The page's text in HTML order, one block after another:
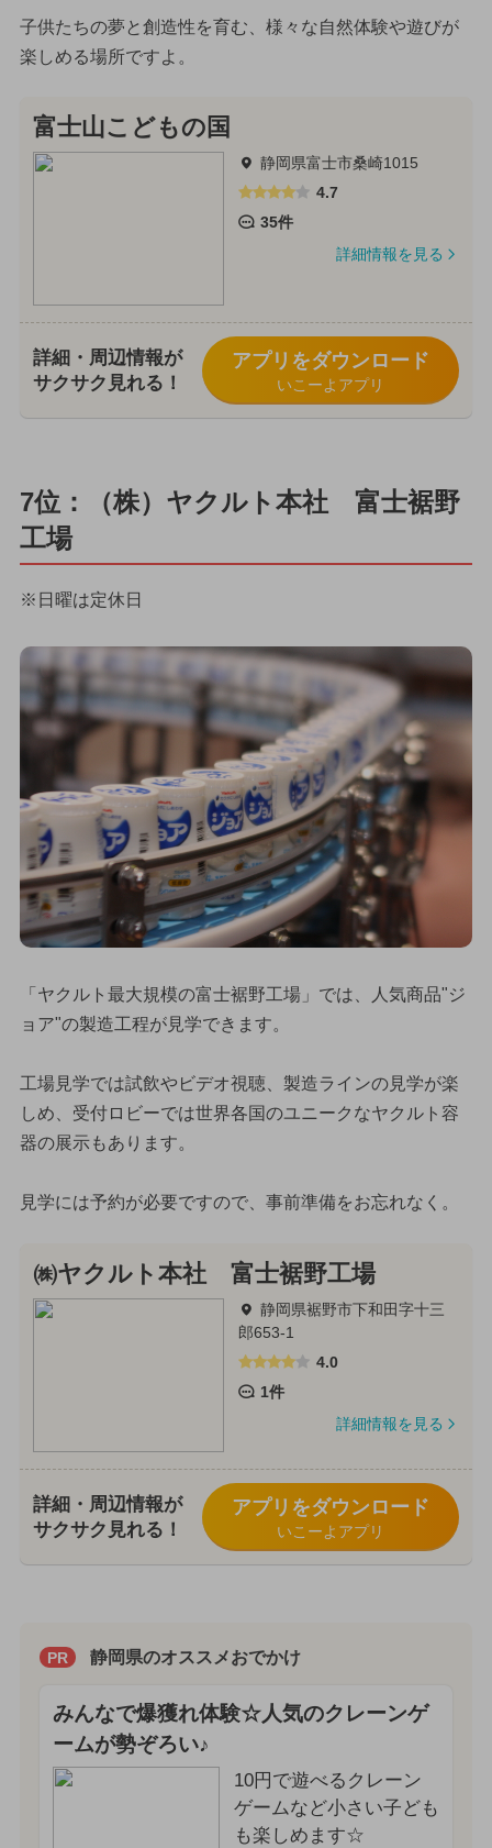
子供たちの夢と創造性を育む、様々な自然体験や遊びが
楽しめる場所ですよ。
富士山こどもの国
静岡県富士市桑崎1015
4.7
35件
詳細情報を見る
詳細・周辺情報が
サクサク見れる！
アプリをダウンロード
いこーよアプリ
7位：（株）ヤクルト本社 富士裾野
工場
※日曜は定休日
「ヤクルト最大規模の富士裾野工場」では、人気商品"ジ
ョア"の製造工程が見学できます。
工場見学では試飲やビデオ視聴、製造ラインの見学が楽
しめ、受付ロビーでは世界各国のユニークなヤクルト容
器の展示もあります。
見学には予約が必要ですので、事前準備をお忘れなく。
㈱ヤクルト本社 富士裾野工場
静岡県裾野市下和田字十三
郎653-1
4.0
1件
詳細情報を見る
詳細・周辺情報が
サクサク見れる！
アプリをダウンロード
いこーよアプリ
PR 静岡県のオススメおでかけ
みんなで爆獲れ体験☆人気のクレーンゲ
ームが勢ぞろい♪
10円で遊べるクレーン
ゲームなど小さい子ども
も楽しめます☆